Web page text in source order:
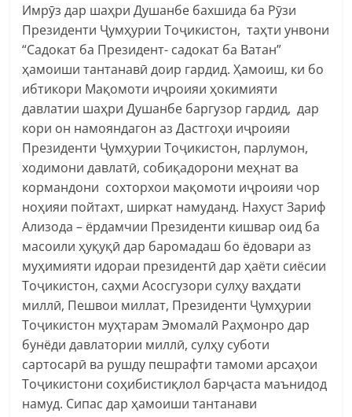
Имрӯз дар шаҳри Душанбе бахшида ба Рӯзи
Президенти Ҷумҳурии Тоҷикистон, таҳти унвони
“Садокат ба Президент- садокат ба Ватан”
ҳамоиши тантанавӣ доир гардид. Ҳамоиш, ки бо
ибтикори Мақомоти иҷроияи ҳокимияти
давлатии шаҳри Душанбе баргузор гардид, дар
кори он намояндагон аз Дастгоҳи иҷроияи
Президенти Ҷумҳурии Тоҷикистон, парлумон,
ходимони давлатӣ, собиқадорони меҳнат ва
кормандони сохторхои мақомоти иҷроияи чор
ноҳияи пойтахт, ширкат намуданд. Нахуст Зариф
Ализода – ëрдамчии Президенти кишвар оид ба
масоили ҳуқуқӣ дар баромадаш бо ëдовари аз
муҳимияти идораи президентӣ дар ҳаёти сиëсии
Тоҷикистон, саҳми Асосгузори сулҳу ваҳдати
миллӣ, Пешвои миллат, Президенти Ҷумҳурии
Тоҷикистон муҳтарам Эмомалӣ Раҳмонро дар
бунëди давлатории миллӣ, сулҳу суботи
сартосарӣ ва рушду пешрафти тамоми арсаҳои
Тоҷикистони соҳибистиқлол барҷаста маънидод
намуд. Сипас дар ҳамоиши тантанави